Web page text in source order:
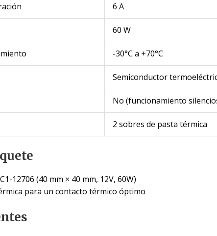
6 A
60 W
-30°C a +70°C
Semiconductor
No (funcionamiento
2 sobres de pasta térmica
12706 (40 mm × 40 mm, 12V, 60W)
para un contacto térmico óptimo